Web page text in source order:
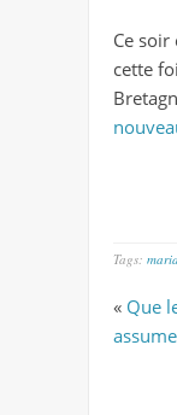
Ce soir
cette
Tags:
« Que